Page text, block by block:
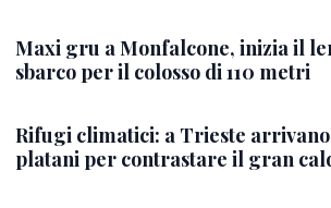
Maxi gru a Monfalcone, inizia il
sbarco per il colosso di 110 metri
Rifugi climatici: a Trieste arrivano
platani per contrastare il gran